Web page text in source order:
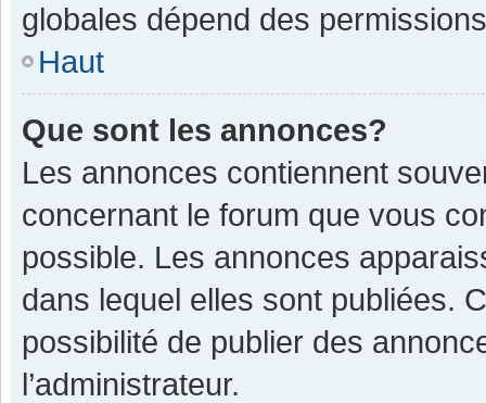
globales dépend des
Haut
Que sont les annonces?
Les annonces contiennent
concernant le forum que vous
possible. Les annonces
dans lequel elles sont publiées.
possibilité de publier des
l’administrateur.